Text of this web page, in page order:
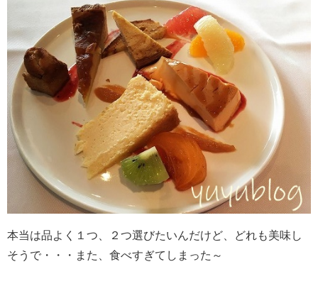
本当は品よく１つ、２つ選びたいんだけど、どれも美味し
そうで・・・また、食べすぎてしまった～